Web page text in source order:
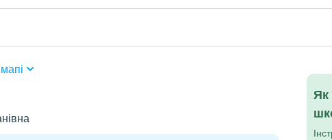
Як